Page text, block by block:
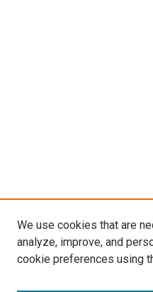
We use cookies that are
analyze, improve, and
cookie preferences using